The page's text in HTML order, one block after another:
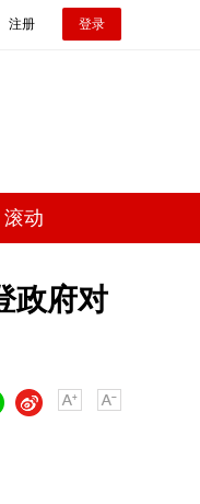
注册 登录
滚动
政府对